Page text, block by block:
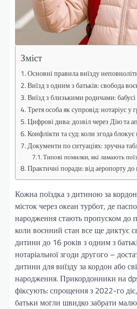
Зміст
Основні правила виїзду
Виїзд з одним з батьків: свобода
Виїзд з близькими родичами: бабусі
Третя особа як супровід: нотаріус у
Цифрові дива: дозвіл через Дію та
Конфлікти та суд: коли згода
Документи по ситуаціях: зручна
Типові помилки, які ламають
Практичні поради: від аеропорту
Кожна поїздка з дитиною за
місток через океан турбот, де
народження стають пропуском до
коли воєнний стан все ще диктує
дитини до 16 років з одним з
нотаріальної згоди другого –
дитини для виїзду за кордон або
народження. Прикордонники на
фіксують: спрощення з 2022-го
батьки могли швидко забрати